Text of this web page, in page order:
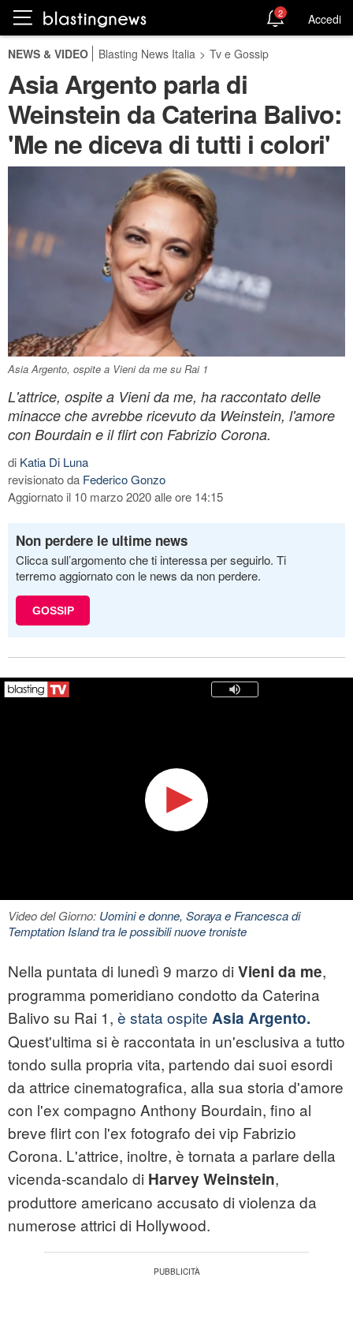
2 Accedi
NEWS & VIDEO Blasting News Italia > Tv e Gossip
Asia Argento parla di
Weinstein da Caterina Balivo:
'Me ne diceva di tutti i colori'
Asia Argento, ospite a Vieni da me su Rai 1
L'attrice, ospite a Vieni da me, ha raccontato delle
minacce che avrebbe ricevuto da Weinstein, l'amore
con Bourdain e il flirt con Fabrizio Corona.
di Katia Di Luna
revisionato da Federico Gonzo
Aggiornato il 10 marzo 2020 alle ore 14:15
Non perdere le ultime news
Clicca sull’argomento che ti interessa per seguirlo. Ti
terremo aggiornato con le news da non perdere.
GOSSIP
Video del Giorno: Uomini e donne, Soraya e Francesca di
Temptation Island tra le possibili nuove troniste
Nella puntata di lunedì 9 marzo di Vieni da me,
programma pomeridiano condotto da Caterina
Balivo su Rai 1, è stata ospite Asia Argento.
Quest'ultima si è raccontata in un'esclusiva a tutto
tondo sulla propria vita, partendo dai suoi esordi
da attrice cinematografica, alla sua storia d'amore
con l'ex compagno Anthony Bourdain, fino al
breve flirt con l'ex fotografo dei vip Fabrizio
Corona. L'attrice, inoltre, è tornata a parlare della
vicenda-scandalo di Harvey Weinstein,
produttore americano accusato di violenza da
numerose attrici di Hollywood.